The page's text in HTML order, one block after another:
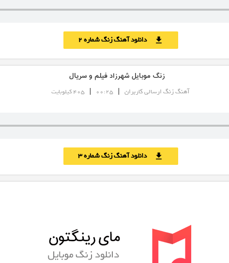
download دانلود آهنگ زنگ شماره 2
زنگ موبایل شهرزاد فیلم و سریال
آهنگ زنگ ارسالی کاربران |
00:25
| 405 کیلوبایت
download دانلود آهنگ زنگ شماره 3